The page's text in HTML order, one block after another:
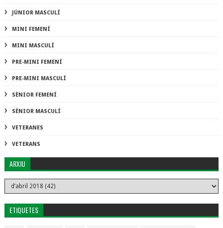
JÚNIOR MASCULÍ
MINI FEMENÍ
MINI MASCULÍ
PRE-MINI FEMENÍ
PRE-MINI MASCULÍ
SÈNIOR FEMENÍ
SÈNIOR MASCULÍ
VETERANES
VETERANS
ARXIU
ETIQUETES